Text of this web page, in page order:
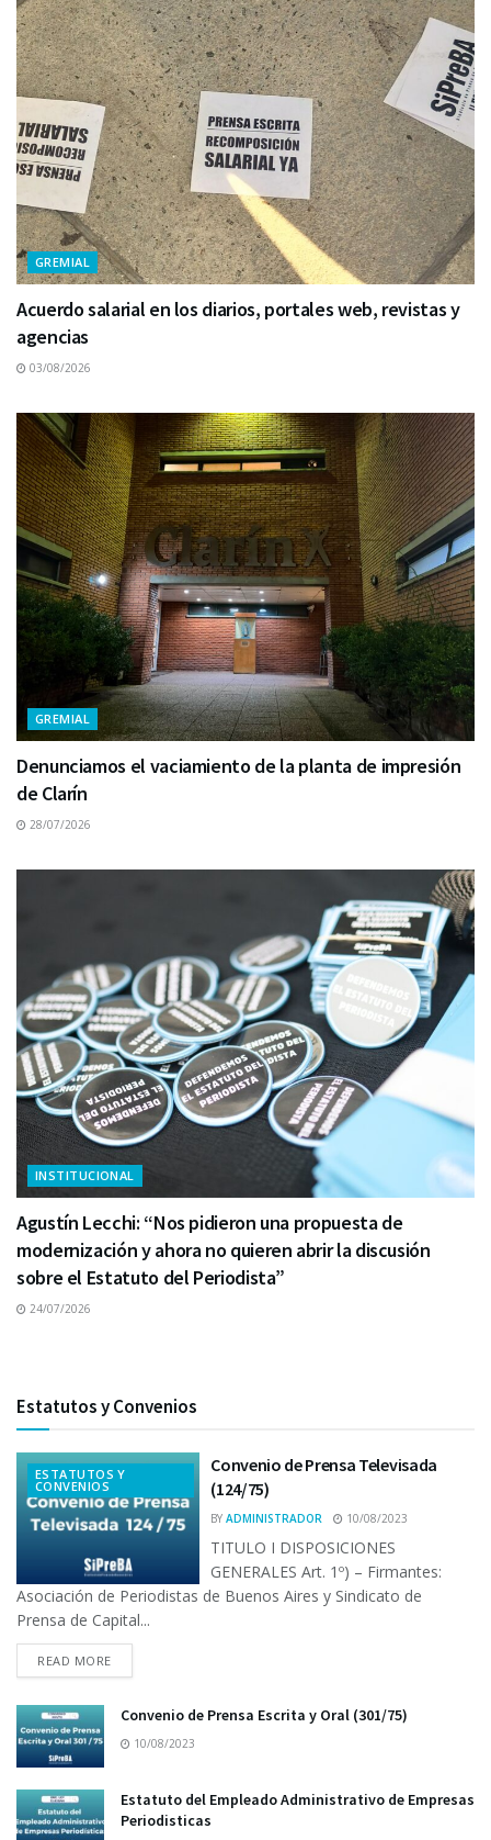
GREMIAL
Acuerdo salarial en los diarios, portales web, revistas y
agencias
03/08/2026
GREMIAL
Denunciamos el vaciamiento de la planta de impresión
de Clarín
28/07/2026
INSTITUCIONAL
Agustín Lecchi: “Nos pidieron una propuesta de
modernización y ahora no quieren abrir la discusión
sobre el Estatuto del Periodista”
24/07/2026
Estatutos y Convenios
ESTATUTOS Y
CONVENIOS
Convenio de Prensa Televisada
(124/75)
BY ADMINISTRADOR 10/08/2023
TITULO I DISPOSICIONES
GENERALES Art. 1º) – Firmantes:
Asociación de Periodistas de Buenos Aires y Sindicato de
Prensa de Capital...
READ MORE
Convenio de Prensa Escrita y Oral (301/75)
10/08/2023
Estatuto del Empleado Administrativo de Empresas
Periodisticas